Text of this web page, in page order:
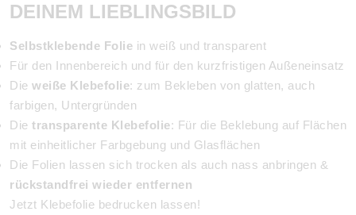
DEINEM LIEBLINGSBILD
Selbstklebende Folie in weiß und transparent
Für den Innenbereich und für den kurzfristigen Außeneinsatz
Die weiße Klebefolie: zum Bekleben von glatten, auch
farbigen, Untergründen
Die transparente Klebefolie: Für die Beklebung auf Flächen
mit einheitlicher Farbgebung und Glasflächen
Die Folien lassen sich trocken als auch nass anbringen &
rückstandfrei wieder entfernen
Jetzt Klebefolie bedrucken lassen!